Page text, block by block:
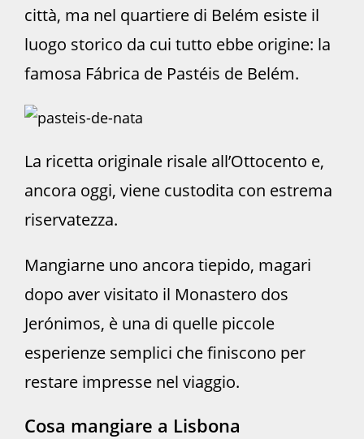
città, ma nel quartiere di Belém esiste il
luogo storico da cui tutto ebbe origine: la
famosa Fábrica de Pastéis de Belém.
La ricetta originale risale all’Ottocento e,
ancora oggi, viene custodita con estrema
riservatezza.
Mangiarne uno ancora tiepido, magari
dopo aver visitato il Monastero dos
Jerónimos, è una di quelle piccole
esperienze semplici che finiscono per
restare impresse nel viaggio.
Cosa mangiare a Lisbona